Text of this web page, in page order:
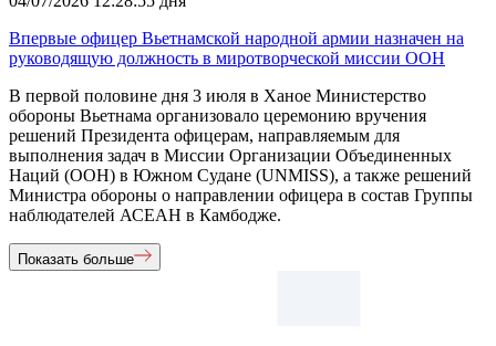
Впервые офицер Вьетнамской народной армии назначен на
руководящую должность в миротворческой миссии ООН
В первой половине дня 3 июля в Ханое Министерство
обороны Вьетнама организовало церемонию вручения
решений Президента офицерам, направляемым для
выполнения задач в Миссии Организации Объединенных
Наций (ООН) в Южном Судане (UNMISS), а также решений
Министра обороны о направлении офицера в состав Группы
наблюдателей АСЕАН в Камбодже.
Показать больше